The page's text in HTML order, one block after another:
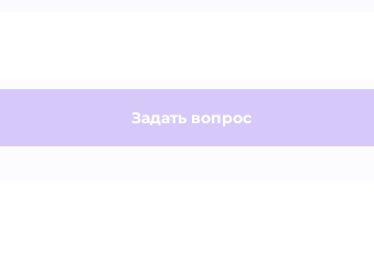
Задать вопрос